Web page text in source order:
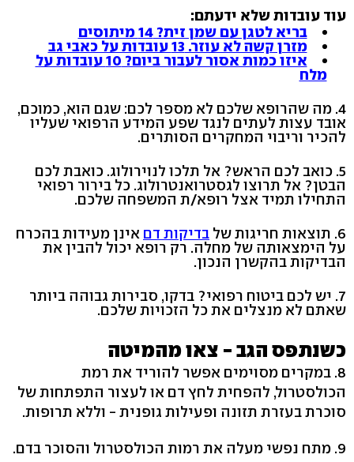
עוד עובדות שלא ידעתם:
בריא לטגן עם שמן זית? 14 מיתוסים
מזרן קשה לא עוזר. 13 עובדות על כאבי גב
איזו כמות אסור לעבור ביום? 10 עובדות על
מלח
4. מה שהרופא שלכם לא מספר לכם: שגם הוא, כמוכם,
אובד עצות לעתים לנגד שפע המידע הרפואי שעליו
להכיר וריבוי המחקרים הסותרים.
5. כואב לכם הראש? אל תלכו לנוירולוג. כואבת לכם
הבטן? אל תרוצו לגסטרואנטרולוג. כל בירור רפואי
התחילו תמיד אצל רופא/ת המשפחה שלכם.
6. תוצאות חריגות של
בדיקות דם אינן מעידות בהכרח
על הימצאותה של מחלה. רק רופא יכול להבין את
הבדיקות בהקשרן הנכון.
7. יש לכם ביטוח רפואי? בדקו, סבירות גבוהה ביותר
שאתם לא מנצלים את כל הזכויות שלכם.
כשנתפס הגב - צאו מהמיטה
8. במקרים מסוימים אפשר להוריד את רמת
הכולסטרול, להפחית לחץ דם או לעצור התפתחות של
סוכרת בעזרת תזונה ופעילות גופנית - וללא תרופות.
9. מתח נפשי מעלה את רמות הכולסטרול והסוכר בדם.